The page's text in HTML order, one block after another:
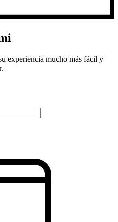
experiencia mucho más fácil y